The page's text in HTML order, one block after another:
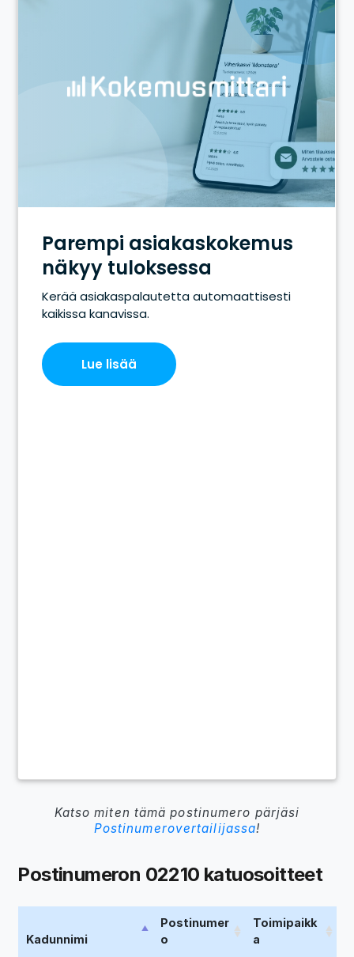
Katso miten tämä postinumero pärjäsi
Postinumerovertailijassa!
Postinumeron 02210 katuosoitteet
Kadunnimi
Postinumer
o
Toimipaikk
a